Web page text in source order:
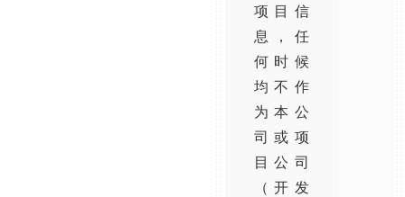
项目信
息，任
何时候
均不作
为本公
司或项
目公司
（开发